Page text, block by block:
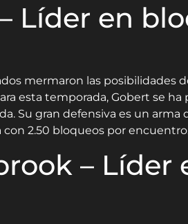
Líder en
mermaron las posibilidades
esta temporada, Gobert se
Su gran defensiva es un arma
2.50 bloqueos por
– Líder